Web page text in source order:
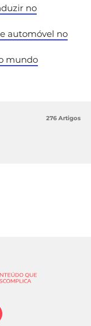
no
automóvel no
mundo
276 Artigos